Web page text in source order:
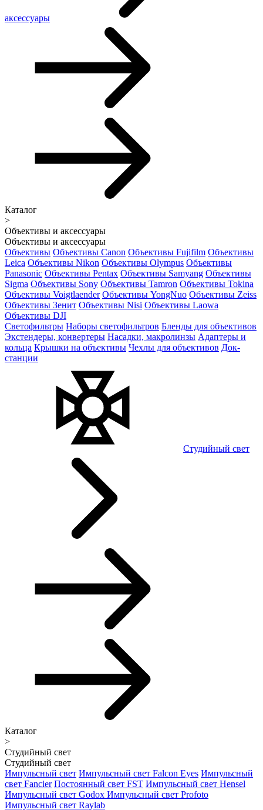
аксессуары
Каталог
>
Объективы и аксессуары
Объективы и аксессуары
Объективы Объективы Canon Объективы Fujifilm Объективы
Leica Объективы Nikon Объективы Olympus Объективы
Panasonic Объективы Pentax Объективы Samyang Объективы
Sigma Объективы Sony Объективы Tamron Объективы Tokina
Объективы Voigtlaender Объективы YongNuo Объективы Zeiss
Объективы Зенит Объективы Nisi Объективы Laowa
Объективы DJI
Светофильтры Наборы светофильтров Бленды для объективов
Экстендеры, конвертеры Насадки, макролинзы Адаптеры и
кольца Крышки на объективы Чехлы для объективов Док-
станции
Студийный свет
Каталог
>
Студийный свет
Студийный свет
Импульсный свет Импульсный свет Falcon Eyes Импульсный
свет Fancier Постоянный свет FST Импульсный свет Hensel
Импульсный свет Godox Импульсный свет Profoto
Импульсный свет Raylab